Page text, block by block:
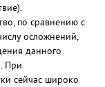
по сравнению с
осложнений,
данного
При
сейчас широко